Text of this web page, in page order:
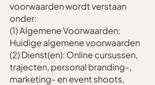
voorwaarden wordt verstaan
onder:
(1) Algemene Voorwaarden:
Huidige algemene voorwaarden
(2) Dienst(en): Online cursussen,
trajecten, personal branding-,
marketing- en event shoots,